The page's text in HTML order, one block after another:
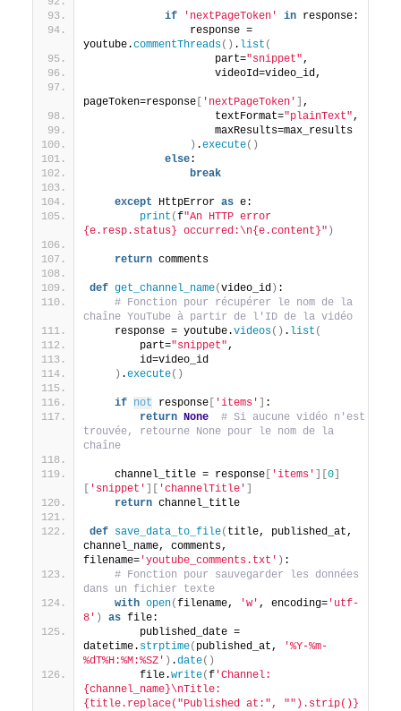
if 'nextPageToken' in response:
                response =
youtube.commentThreads() . list (
                    part=
"snippet" ,
                    videoId=video_id,
pageToken=response[ 'nextPageToken' ] ,
                    textFormat=
"plainText" ,
                    maxResults=max_results
) .execute()
else:
break
except HttpError as e:
print (f"An HTTP error
{e.resp.status} occurred:\n{e.content}" )
return comments
def get_channel_name(video_id ) :
# Fonction pour récupérer le nom de la
chaîne YouTube à partir de l'ID de la vidéo
    response = youtube.
videos() . list (
        part=
"snippet" ,
        id=video_id
) .execute()
if not response[ 'items' ] :
return None
# Si aucune vidéo n'est
trouvée, retourne None pour le nom de la
chaîne
    channel_title = response
[ 'items' ][0]
[ 'snippet' ][ 'channelTitle' ]
return channel_title
def save_data_to_file( title, published_at,
channel_name, comments,
filename='youtube_comments.txt' ) :
# Fonction pour sauvegarder les données
dans un fichier texte
with open(filename, 'w' , encoding='utf-
8' ) as file:
        published_date =
datetime. strptime( published_at,
'%Y-%m-
%dT%H:%M:%SZ' ) .date()
        file.
write(f'Channel:
{channel_name}\nTitle:
{title.replace("Published at:", "").strip()}